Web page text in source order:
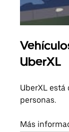
UberXL
UberXL
personas.
Más